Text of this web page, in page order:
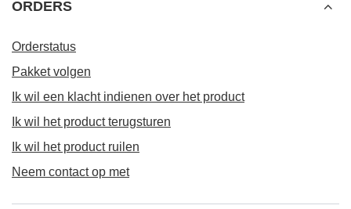
ORDERS
Orderstatus
Pakket volgen
Ik wil een klacht indienen over het product
Ik wil het product terugsturen
Ik wil het product ruilen
Neem contact op met